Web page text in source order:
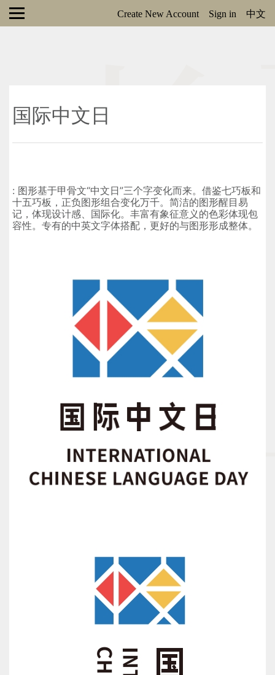
Create New Account Sign in 中文
国际中文日
: 图形基于甲⻣⽂“中⽂⽇”三个字变化⽽来。借鉴七巧板和
⼗五巧板，正负图形组合变化万千。简洁的图形醒⽬易
记，体现设计感、国际化。丰富有象征意义的⾊彩体现包
容性。专有的中英⽂字体搭配，更好的与图形形成整体。